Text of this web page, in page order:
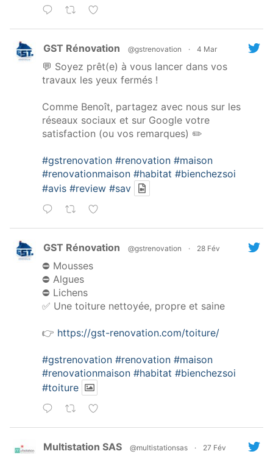
GST Rénovation @gstrenovation · 4 Mar
💬 Soyez prêt(e) à vous lancer dans vos
travaux les yeux fermés !
Comme Benoît, partagez avec nous sur les
réseaux sociaux et sur Google votre
satisfaction (ou vos remarques) ✏️
#gstrenovation #renovation #maison
#renovationmaison #habitat #bienchezsoi
#avis #review #sav
GST Rénovation @gstrenovation · 28 Fév
⛔️ Mousses
⛔️ Algues
⛔️ Lichens
✅ Une toiture nettoyée, propre et saine
👉 https://gst-renovation.com/toiture/
#gstrenovation #renovation #maison
#renovationmaison #habitat #bienchezsoi
#toiture
Multistation SAS @multistationsas · 27 Fév